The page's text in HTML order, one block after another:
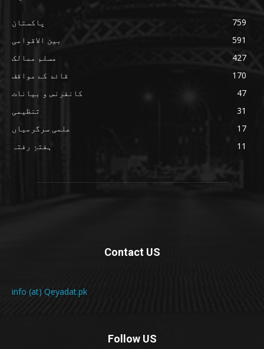
پاکستان
759
بین الاقوامی
591
مسلم ممالک
427
قائد کے مواقف
170
کانفرنس و بیانات
47
تنظیمی
31
علمی سرگرمیاں
17
ہفتۂِ رفتہ
11
Contact US
info (at) Qeyadat.pk
Follow US